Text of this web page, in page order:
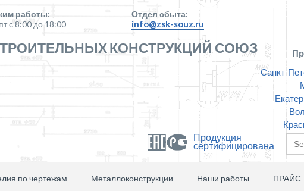
работы:
с 8:00 до 18:00
Отдел сбыта:
info@zsk-souz.ru
КОНСТРУКЦИЙ СОЮЗ
Санкт-
Продукция
сертифицирована
по чертежам Металлоконструкции Наши работы ПРАЙС